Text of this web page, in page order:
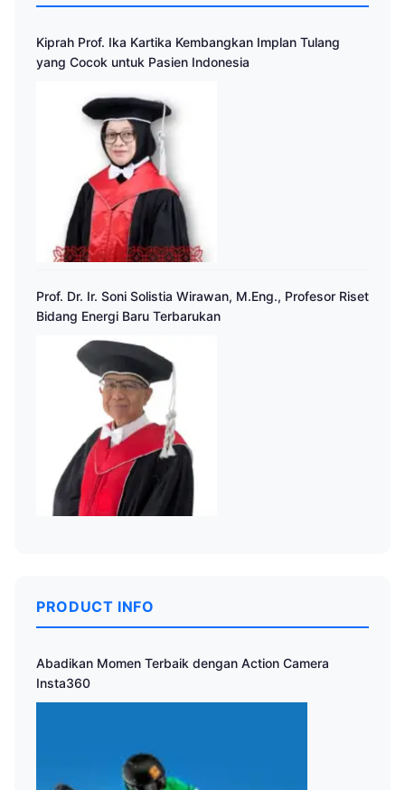
Kiprah Prof. Ika Kartika Kembangkan Implan Tulang
yang Cocok untuk Pasien Indonesia
Prof. Dr. Ir. Soni Solistia Wirawan, M.Eng., Profesor Riset
Bidang Energi Baru Terbarukan
PRODUCT INFO
Abadikan Momen Terbaik dengan Action Camera
Insta360